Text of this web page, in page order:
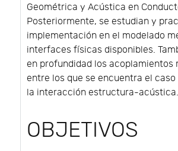
Geométrica y Acústica en
Posteriormente, se estudian y
implementación en el modelado
interfaces físicas disponibles.
en profundidad los acoplamientos
entre los que se encuentra el
la interacción estructura-acústica.
OBJETIVOS